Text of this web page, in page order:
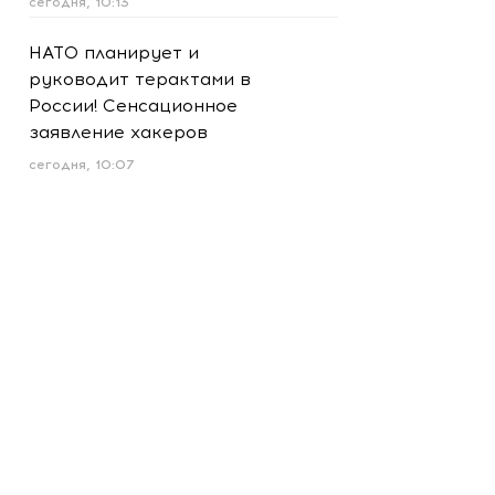
НАТО планирует и
руководит терактами в
России! Сенсационное
заявление хакеров
сегодня, 10:07